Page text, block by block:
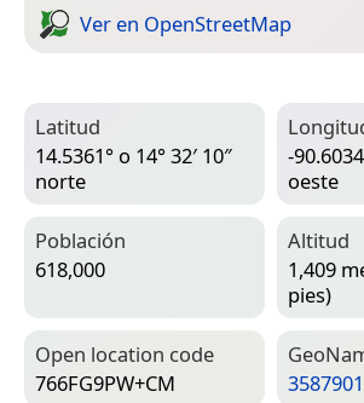
Ver en Open­Street­Map
Latitud
14.5361° o 14° 32′ 10″
norte
-
oeste
Población
618,000
Altitud
1,409
pies)
Open location code
766FG9PW+CM
3587901